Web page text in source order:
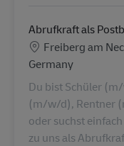
Abrufkraft als
Lokalizacja
Freiberg am
Germany
Du bist Schüler
(m/w/d), Rentner
oder suchst
zu uns als